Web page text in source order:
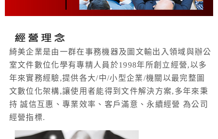
綺美企業是由一群在事務機器及圖文輸出入領域與辦公
室文件數位化學有專精人員於1998年所創立經營,以多
年來實務經驗,提供各大/中/小型企業/機關以最完整圖
文數位化架構,讓使用者能得到文件解決方案,多年來秉
持 誠信互惠、專業效率、客戶滿意、永續經營 為公司
經營指標.